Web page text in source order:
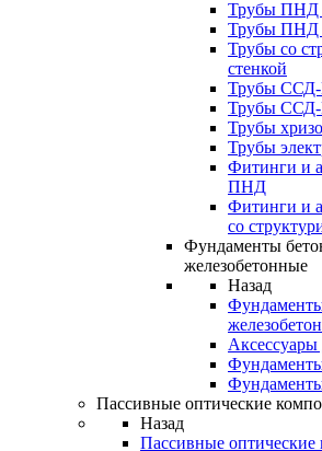
Трубы ПНД
Трубы ПНД
Трубы со
стенкой
Трубы
Трубы
Трубы
Трубы
Фитинги и
ПНД
Фитинги и
со
Фундаменты
железобетонные
Назад
Пассивные оптические
Назад
Пассивные